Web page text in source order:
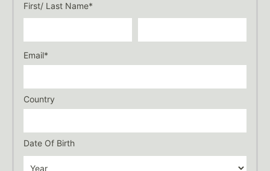
First/ Last Name*
Email*
Country
Date Of Birth